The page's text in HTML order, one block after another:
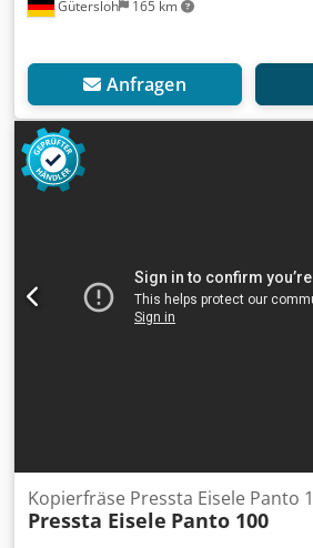
Gütersloh 165 km
Anfragen
Kopierfräse Pressta Eisele Panto
Pressta Eisele Panto 100